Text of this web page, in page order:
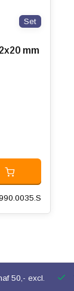
Set
mm
50,- excl.